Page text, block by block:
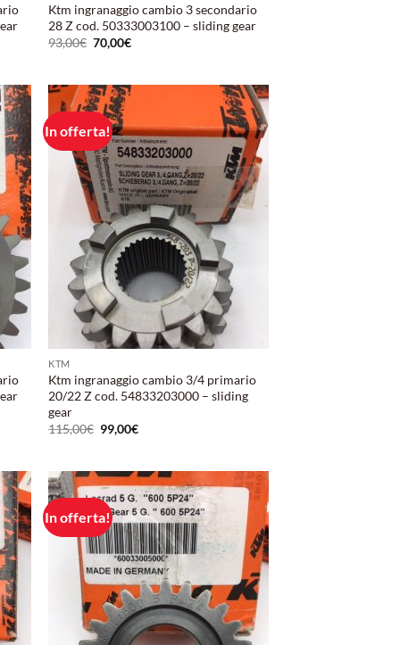
Ktm ingranaggio cambio 3 secondario
28 Z cod. 50333003100 – sliding gear
93,00€ Il
prezzo
93,00€.
70,00€Il
70,00€.
In offerta!
Aggiungi
alla lista
dei
desideri
KTM
Ktm ingranaggio cambio 3/4 primario
20/22 Z cod. 54833203000 – sliding
gear
115,00€ Il
prezzo
115,00€.
99,00€Il
99,00€.
In offerta!
Aggiungi
alla lista
desideri